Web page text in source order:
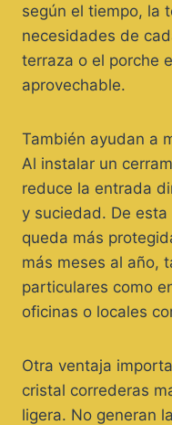
según el tiempo, la
necesidades de
terraza o el porche
aprovechable.
También ayudan a
Al instalar un
reduce la entrada
y suciedad. De
queda más
más meses al año,
particulares como
oficinas o locales
Otra ventaja
cristal correderas
ligera. No generan